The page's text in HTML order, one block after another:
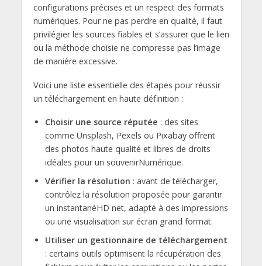
configurations précises et un respect des formats
numériques. Pour ne pas perdre en qualité, il faut
privilégier les sources fiables et s’assurer que le lien
ou la méthode choisie ne compresse pas l’image
de manière excessive.
Voici une liste essentielle des étapes pour réussir
un téléchargement en haute définition :
Choisir une source réputée : des sites
comme Unsplash, Pexels ou Pixabay offrent
des photos haute qualité et libres de droits
idéales pour un souvenirNumérique.
Vérifier la résolution : avant de télécharger,
contrôlez la résolution proposée pour garantir
un instantanéHD net, adapté à des impressions
ou une visualisation sur écran grand format.
Utiliser un gestionnaire de téléchargement
: certains outils optimisent la récupération des